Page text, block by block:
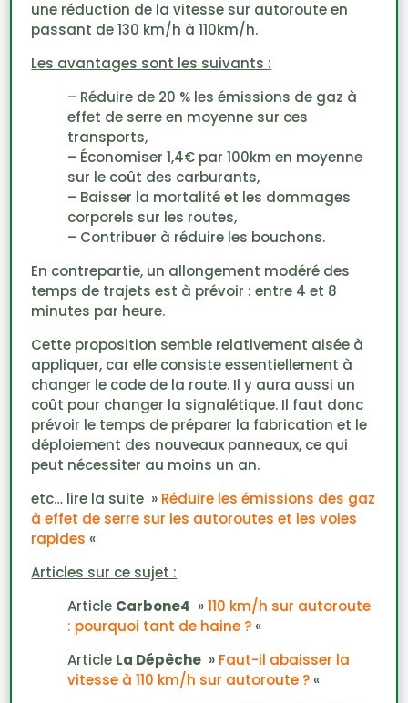
une réduction de la vitesse sur autoroute en
passant de 130 km/h à 110km/h.
Les avantages sont les suivants :
– Réduire de 20 % les émissions de gaz à
effet de serre en moyenne sur ces
transports,
– Économiser 1,4€ par 100km en moyenne
sur le coût des carburants,
– Baisser la mortalité et les dommages
corporels sur les routes,
– Contribuer à réduire les bouchons.
En contrepartie, un allongement modéré des
temps de trajets est à prévoir : entre 4 et 8
minutes par heure.
Cette proposition semble relativement aisée à
appliquer, car elle consiste essentiellement à
changer le code de la route. Il y aura aussi un
coût pour changer la signalétique. Il faut donc
prévoir le temps de préparer la fabrication et le
déploiement des nouveaux panneaux, ce qui
peut nécessiter au moins un an.
etc… lire la suite » Réduire les émissions des gaz
à effet de serre sur les autoroutes et les voies
rapides «
Articles sur ce sujet :
Article Carbone4 »110 km/h sur autoroute
: pourquoi tant de haine ? «
Article La Dépêche » Faut-il abaisser la
vitesse à 110 km/h sur autoroute ? «